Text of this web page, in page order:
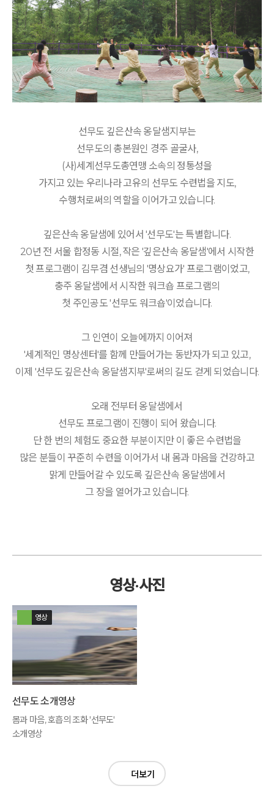
선무도 깊은산속 옹달샘지부는
선무도의 총본원인 경주 골굴사,
(사)세계선무도총연맹 소속의 정통성을
가지고 있는 우리나라 고유의 선무도 수련법을 지도,
수행처로써의 역할을 이어가고 있습니다.
깊은산속 옹달샘에 있어서 '선무도'는 특별합니다.
20년 전 서울 합정동 시절, 작은 '깊은산속 옹달샘'에서 시작한
첫 프로그램이 김무겸 선생님의 '명상요가' 프로그램이었고,
충주 옹달샘에서 시작한 워크숍 프로그램의
첫 주인공도 '선무도 워크숍'이었습니다.
그 인연이 오늘에까지 이어져
'세계적인 명상센터'를 함께 만들어가는 동반자가 되고 있고,
이제 '선무도 깊은산속 옹달샘지부'로써의 길도 걷게 되었습니다.
오래 전부터 옹달샘에서
선무도 프로그램이 진행이 되어 왔습니다.
단 한 번의 체험도 중요한 부분이지만 이 좋은 수련법을
많은 분들이 꾸준히 수련을 이어가서 내 몸과 마음을 건강하고
맑게 만들어갈 수 있도록 깊은산속 옹달샘에서
그 장을 열어가고 있습니다.
영상·사진
영상
선무도 소개영상
몸과 마음, 호흡의 조화 '선무도'
소개영상
더보기